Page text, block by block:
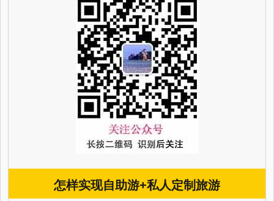
怎样实现自助游+私人定制旅游